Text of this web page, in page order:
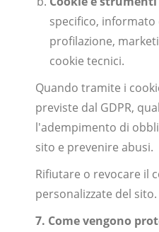
specifico, informato
profilazione,
cookie tecnici.
Quando tramite i
previste dal GDPR,
l'adempimento di
sito e prevenire abusi.
Rifiutare o revocare il
personalizzate del sito.
7. Come vengono